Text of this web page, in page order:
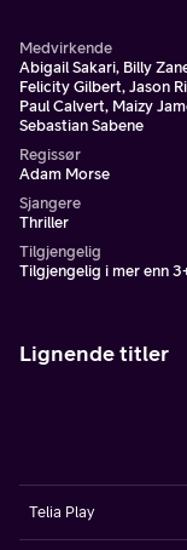
Medvirkende
Abigail Sakari, Billy
Felicity Gilbert, Jason
Paul Calvert, Maizy
Sebastian Sabene
Regissør
Adam Morse
Sjangere
Thriller
Tilgjengelig
Tilgjengelig i mer enn
Lignende titler
Telia Play